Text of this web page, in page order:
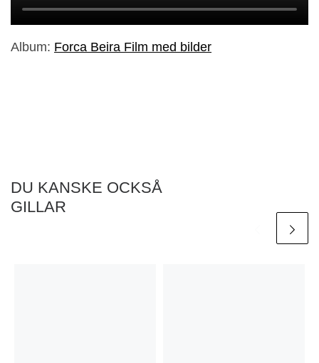
Album: Forca Beira Film med bilder
DU KANSKE OCKSÅ
GILLAR